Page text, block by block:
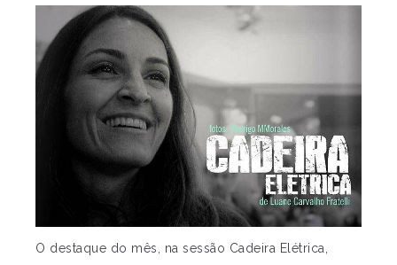
O destaque do mês, na sessão Cadeira Elétrica,